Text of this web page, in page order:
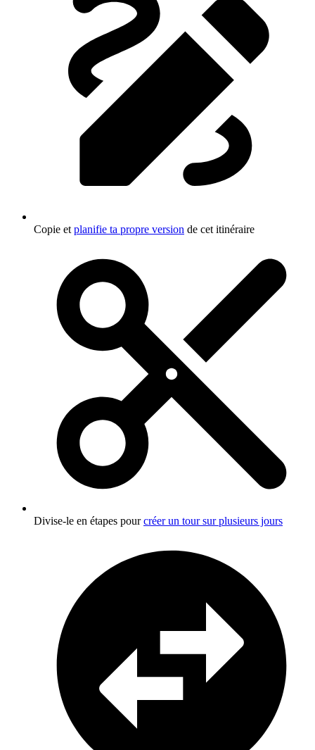
Copie et planifie ta propre version de cet itinéraire
Divise-le en étapes pourcréer un tour sur plusieurs jours